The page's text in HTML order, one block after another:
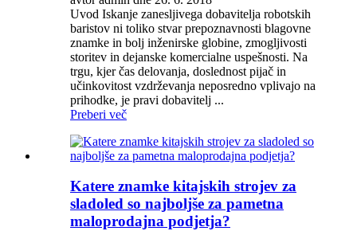
Uvod Iskanje zanesljivega dobavitelja robotskih
baristov ni toliko stvar prepoznavnosti blagovne
znamke in bolj inženirske globine, zmogljivosti
storitev in dejanske komercialne uspešnosti. Na
trgu, kjer čas delovanja, doslednost pijač in
učinkovitost vzdrževanja neposredno vplivajo na
prihodke, je pravi dobavitelj ...
Preberi več
Katere znamke kitajskih strojev za
sladoled so najboljše za pametna
maloprodajna podjetja?